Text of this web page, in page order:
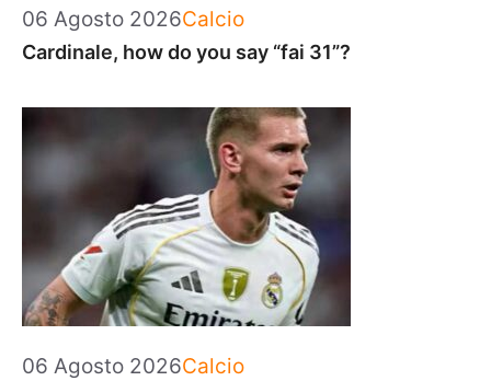
06 Agosto 2026Categorie
Calcio
Cardinale, how do you say “fai 31”?
06 Agosto 2026Categorie
Calcio